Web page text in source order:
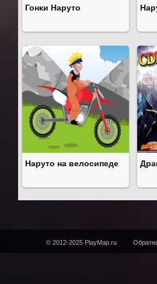
Гонки Наруто
Наруто на велосипеде
© 2012-2025 PlayMap.ru